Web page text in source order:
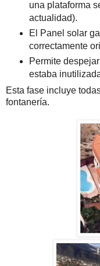
una plataforma
actualidad).
El Panel solar
correctamente
Permite
estaba
Esta fase incluye
fontanería.